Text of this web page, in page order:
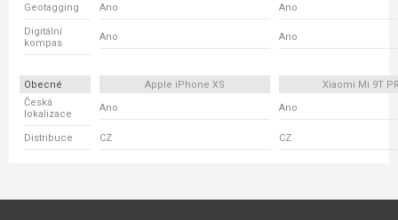
Geotagging
Ano Ano
Digitální
kompas
Ano Ano
Obecné Apple iPhone XS
Xiaomi Mi 9T
Česká
lokalizace
Ano Ano
Distribuce CZ CZ